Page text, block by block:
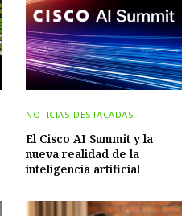
NOTICIAS DESTACADAS
El Cisco AI Summit y la
nueva realidad de la
inteligencia artificial